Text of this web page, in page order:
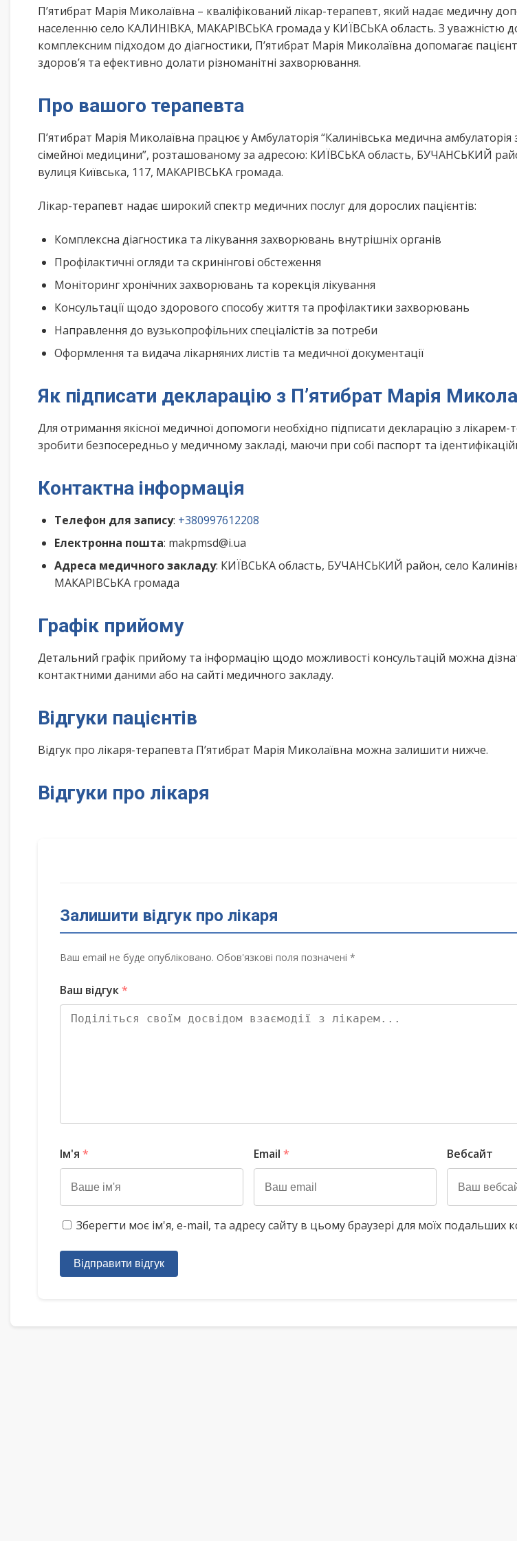
П’ятибрат Марія Миколаївна – кваліфікований лікар-терапевт, який надає медичну
населенню село КАЛИНІВКА, МАКАРІВСЬКА громада у КИЇВСЬКА область. З уважністю
комплексним підходом до діагностики, П’ятибрат Марія Миколаївна допомагає
здоров’я та ефективно долати різноманітні захворювання.
Про вашого терапевта
П’ятибрат Марія Миколаївна працює у Амбулаторія “Калинівська медична амбулаторія
сімейної медицини”, розташованому за адресою: КИЇВСЬКА область, БУЧАНСЬКИЙ
вулиця Київська, 117, МАКАРІВСЬКА громада.
Лікар-терапевт надає широкий спектр медичних послуг для дорослих пацієнтів:
Комплексна діагностика та лікування захворювань внутрішніх органів
Профілактичні огляди та скринінгові обстеження
Моніторинг хронічних захворювань та корекція лікування
Консультації щодо здорового способу життя та профілактики захворювань
Направлення до вузькопрофільних спеціалістів за потреби
Оформлення та видача лікарняних листів та медичної документації
Як підписати декларацію з П’ятибрат Марія
Для отримання якісної медичної допомоги необхідно підписати декларацію з
зробити безпосередньо у медичному закладі, маючи при собі паспорт та
Контактна інформація
Телефон для запису: +380997612208
Електронна пошта: makpmsd@i.ua
Адреса медичного закладу: КИЇВСЬКА область, БУЧАНСЬКИЙ район, село
МАКАРІВСЬКА громада
Графік прийому
Детальний графік прийому та інформацію щодо можливості консультацій можна
контактними даними або на сайті медичного закладу.
Відгуки пацієнтів
Відгук про лікаря-терапевта П’ятибрат Марія Миколаївна можна залишити нижче.
Відгуки про лікаря
Залишити відгук про лікаря
Ваш email не буде опубліковано. Обов'язкові поля позначені *
Ваш відгук*
Ім'я * Email * Вебсайт
Зберегти моє ім'я, e-mail, та адресу сайту в цьому браузері для моїх подальших
Відправити відгук